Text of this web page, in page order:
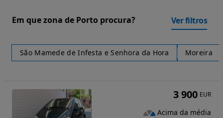
Em que zona de Porto procura? Ver filtros
São Mamede de Infesta e Senhora da Hora Moreira
3 900 EUR
Acima da média